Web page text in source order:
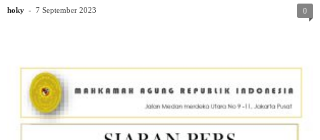
hoky - 7 September 2023 0